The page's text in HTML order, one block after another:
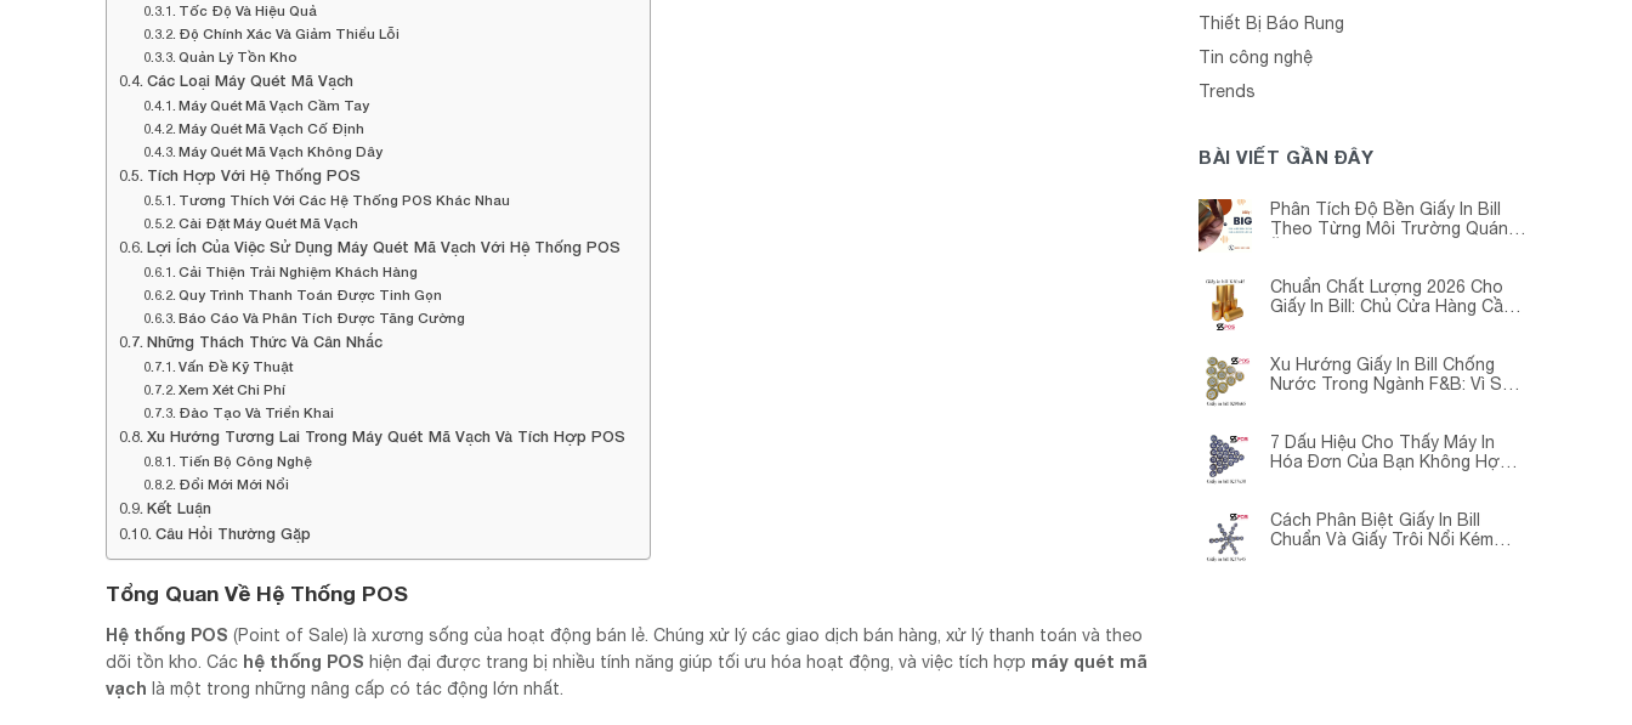
Tốc Độ Và Hiệu Quả
Độ Chính Xác Và Giảm Thiểu Lỗi
Quản Lý Tồn Kho
Các Loại Máy Quét Mã Vạch
Máy Quét Mã Vạch Cầm Tay
Máy Quét Mã Vạch Cố Định
Máy Quét Mã Vạch Không Dây
Tích Hợp Với Hệ Thống POS
Tương Thích Với Các Hệ Thống POS Khác Nhau
Cài Đặt Máy Quét Mã Vạch
Lợi Ích Của Việc Sử Dụng Máy Quét Mã Vạch Với Hệ Thống POS
Cải Thiện Trải Nghiệm Khách Hàng
Quy Trình Thanh Toán Được Tinh Gọn
Báo Cáo Và Phân Tích Được Tăng Cường
Những Thách Thức Và Cân Nhắc
Vấn Đề Kỹ Thuật
Xem Xét Chi Phí
Đào Tạo Và Triển Khai
Xu Hướng Tương Lai Trong Máy Quét Mã Vạch Và Tích Hợp POS
Tiến Bộ Công Nghệ
Đổi Mới Mới Nổi
Kết Luận
Câu Hỏi Thường Gặp
Tổng Quan Về Hệ Thống POS
Hệ thống POS (Point of Sale) là xương sống của hoạt động bán lẻ. Chúng xử lý các giao dịch bán hàng, xử lý thanh toán và theo
dõi tồn kho. Các hệ thống POS hiện đại được trang bị nhiều tính năng giúp tối ưu hóa hoạt động, và việc tích hợp máy quét mã
vạch là một trong những nâng cấp có tác động lớn nhất.
Thiết Bị Báo Rung
Tin công nghệ
Trends
BÀI VIẾT GẦN ĐÂY
Phân Tích Độ Bền Giấy In Bill
Theo Từng Môi Trường Quán
Chuẩn Chất Lượng 2026 Cho
Giấy In Bill: Chủ Cửa Hàng Cần
Xu Hướng Giấy In Bill Chống
Nước Trong Ngành F&B: Vì Sao
7 Dấu Hiệu Cho Thấy Máy In
Hóa Đơn Của Bạn Không Hợp
Cách Phân Biệt Giấy In Bill
Chuẩn Và Giấy Trôi Nổi Kém